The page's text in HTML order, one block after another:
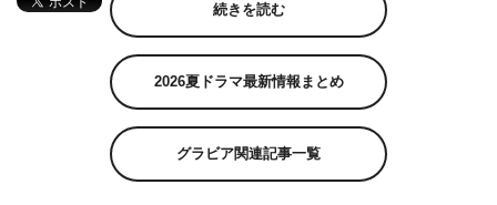
続きを読む
2026夏ドラマ最新情報まとめ
グラビア関連記事一覧